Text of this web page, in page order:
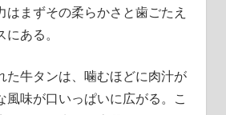
はまずその柔らかさと歯ごたえ
ある。
た牛タンは、噛むほどに肉汁が
風味が口いっぱいに広がる。こ